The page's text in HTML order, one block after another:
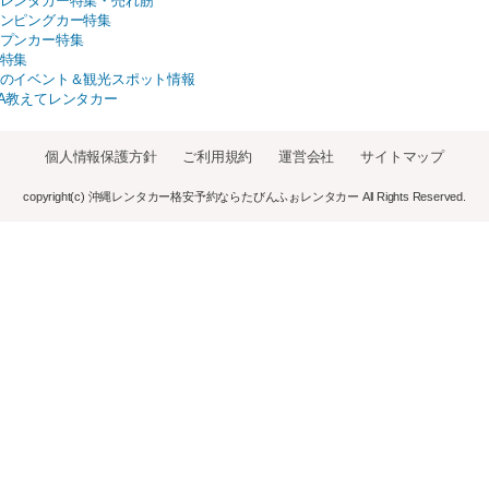
ピングカー特集
ンカー特集
集
イベント＆観光スポット情報
教えてレンタカー
個人情報保護方針 ご利用規約 運営会社 サイトマップ
copyright(c) 沖縄レンタカー格安予約ならたびんふぉレンタカー All Rights Reserved.